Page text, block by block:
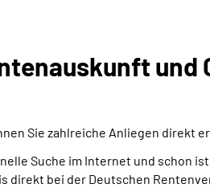
und
Sie zahlreiche Anliegen direkt
Suche im Internet und schon
direkt bei der Deutschen